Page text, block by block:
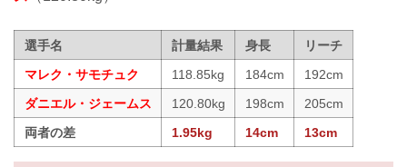
選手名 計量結果 身長
リーチ
マレク・サモチュク
118.85kg 184cm
192cm
ダニエル・ジェームス
120.80kg 198cm
205cm
両者の差
1.95kg 14cm 13cm